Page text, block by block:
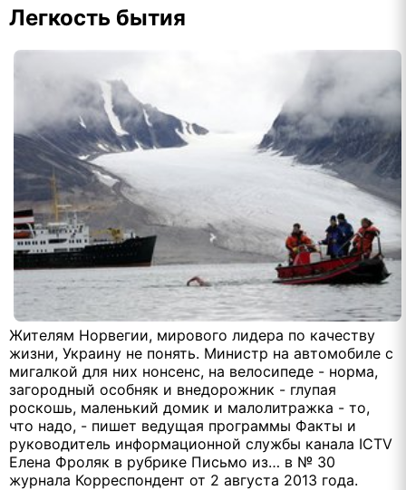
Легкость бытия
Жителям Норвегии, мирового лидера по качеству
жизни, Украину не понять. Министр на автомобиле с
мигалкой для них нонсенс, на велосипеде - норма,
загородный особняк и внедорожник - глупая
роскошь, маленький домик и малолитражка - то,
что надо, - пишет ведущая программы Факты и
руководитель информационной службы канала ICTV
Елена Фроляк в рубрике Письмо из… в № 30
журнала Корреспондент от 2 августа 2013 года.